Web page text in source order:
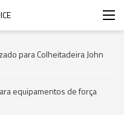
para Colheitadeira John
equipamentos de força